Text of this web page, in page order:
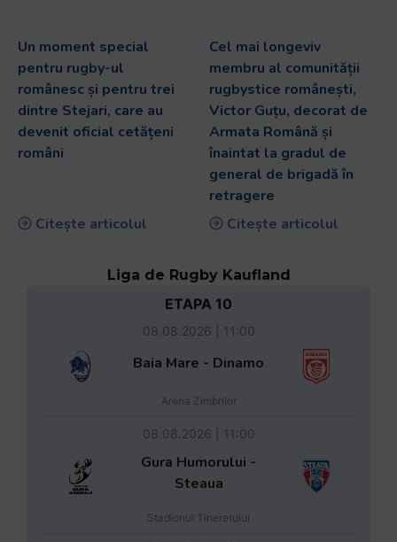
Un moment special
pentru rugby-ul
românesc și pentru trei
dintre Stejari, care au
devenit oficial cetățeni
români
Citește articolul
Cel mai longeviv
membru al comunității
rugbystice românești,
Victor Guțu, decorat de
Armata Română și
înaintat la gradul de
general de brigadă în
retragere
Citește articolul
Liga de Rugby Kaufland
ETAPA 10
08.08.2026 | 11:00
Baia Mare - Dinamo
Arena Zimbrilor
08.08.2026 | 11:00
Gura Humorului -
Steaua
Stadionul Tineretului